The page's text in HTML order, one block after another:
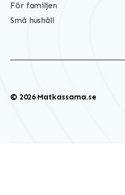
För familjen
Små hushåll
© 2026 Matkassarna.se